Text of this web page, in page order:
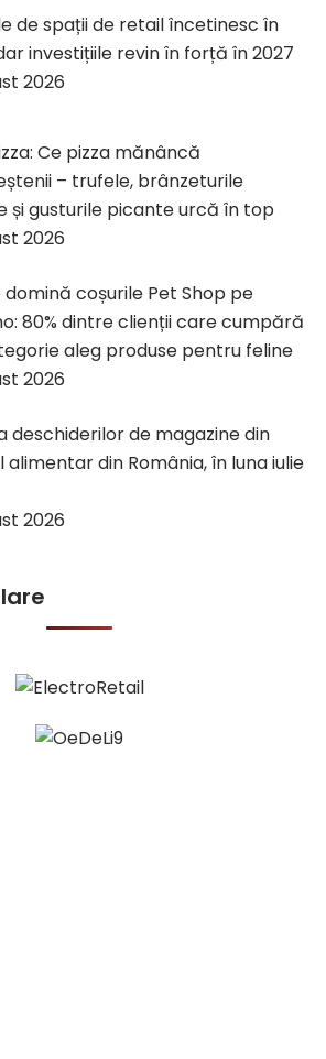
de spații de retail încetinesc în
investițiile revin în forță în 2027
2026
Ce pizza mănâncă
– trufele, brânzeturile
și gusturile picante urcă în top
2026
domină coșurile Pet Shop pe
80% dintre clienții care cumpără
aleg produse pentru feline
2026
deschiderilor de magazine din
alimentar din România, în luna iulie
2026